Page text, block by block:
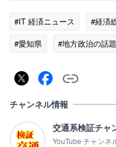
#IT 経済ニュース #経済
#愛知県
#地方政治の話題
チャンネル情報
交通系検証チャ
YouTube チャンネ